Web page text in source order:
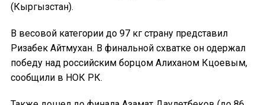
(Кыргызстан).
В весовой категории до 97 кг страну представил
Ризабек Айтмухан. В финальной схватке он одержал
победу над российским борцом Алиханом Кцоевым,
сообщили в НОК РК.